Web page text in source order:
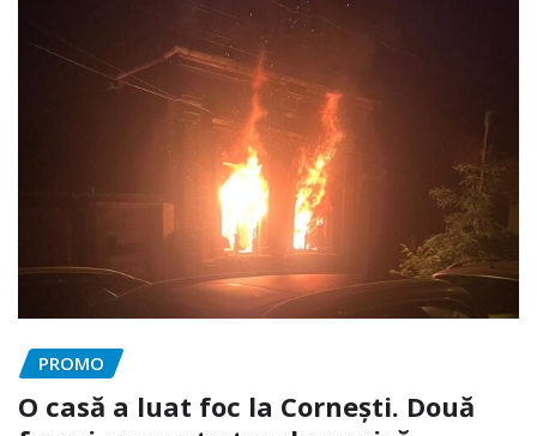
PROMO
O casă a luat foc la Cornești. Două